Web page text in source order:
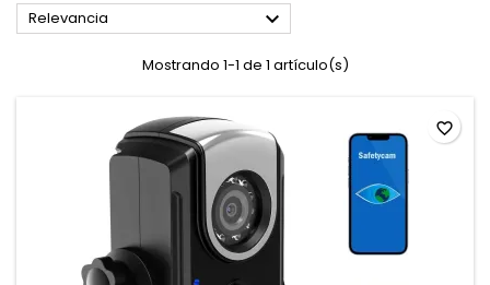
Relevancia 
Mostrando 1-1 de 1 artículo(s)
favorite_border